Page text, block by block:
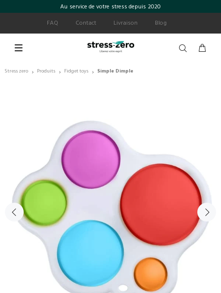
Au service de votre stress depuis 2020
FAQ
Contact Livraison Blog
Stress zero › Produits › Fidget toys › Simple Dimple